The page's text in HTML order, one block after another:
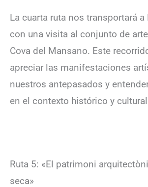
La cuarta ruta nos transportará a
con una visita al conjunto de
Cova del Mansano. Este
apreciar las manifestaciones
nuestros antepasados y
en el contexto histórico y
Ruta 5: «El patrimoni
seca»